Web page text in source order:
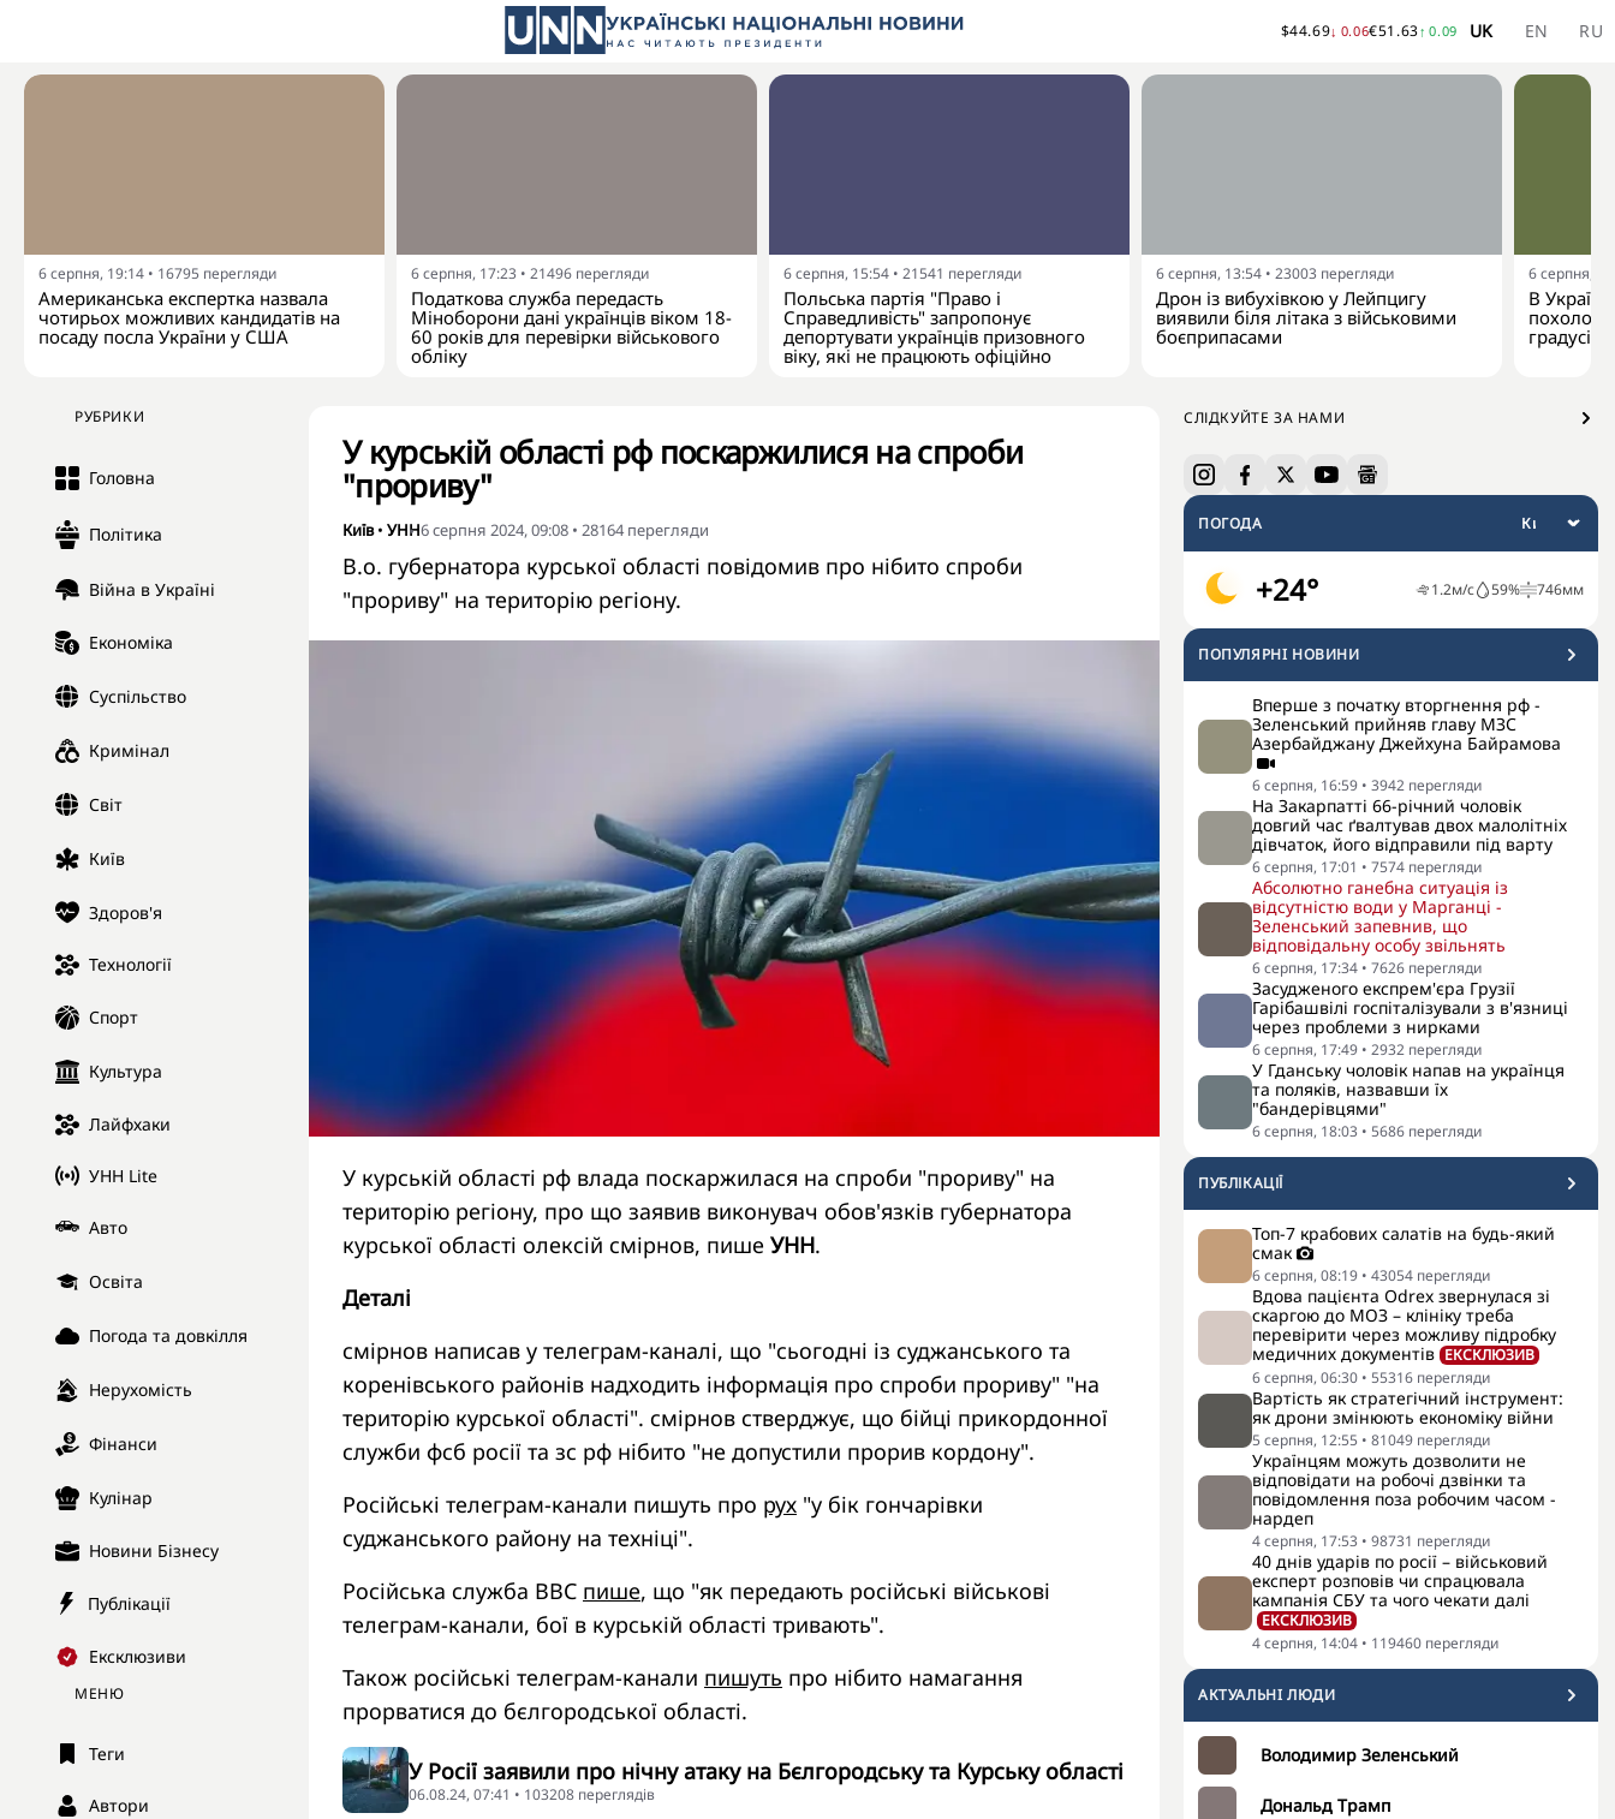
$44.69↓ 0.06€51.63↑ 0.09 UK EN RU
6 серпня, 19:14 • 16795 перегляди
Американська експертка назвала
чотирьох можливих кандидатів на
посаду посла України у США
6 серпня, 17:23 • 21496 перегляди
Податкова служба передасть
Міноборони дані українців віком 18-
60 років для перевірки військового
обліку
6 серпня, 15:54 • 21541 перегляди
Польська партія "Право і
Справедливість" запропонує
депортувати українців призовного
віку, які не працюють офіційно
6 серпня, 13:54 • 23003 перегляди
Дрон із вибухівкою у Лейпцигу
виявили біля літака з військовими
боєприпасами
6 серпня,
В
градусів
РУБРИКИ
Головна
Політика
Війна в Україні
Економіка
Суспільство
Кримінал
Світ
Київ
Здоров'я
Технології
Спорт
Культура
Лайфхаки
УНН Lite
Авто
Освіта
Погода та довкілля
Нерухомість
Фінанси
Кулінар
Новини Бізнесу
Публікації
Ексклюзиви
МЕНЮ
Теги
Автори
СЛІДКУЙТЕ ЗА НАМИ
ПОГОДА
+24° 1.2м/с 59% 746мм
ПОПУЛЯРНI НОВИНИ
Вперше з початку вторгнення рф -
Зеленський прийняв главу МЗС
Азербайджану Джейхуна Байрамова
6 серпня, 16:59 • 3942 перегляди
На Закарпатті 66-річний чоловік
довгий час ґвалтував двох малолітніх
дівчаток, його відправили під варту
6 серпня, 17:01 • 7574 перегляди
Абсолютно ганебна ситуація із
відсутністю води у Марганці -
Зеленський запевнив, що
відповідальну особу звільнять
6 серпня, 17:34 • 7626 перегляди
Засудженого експрем'єра Грузії
Гарібашвілі госпіталізували з в'язниці
через проблеми з нирками
6 серпня, 17:49 • 2932 перегляди
У Гданську чоловік напав на українця
та поляків, назвавши їх
"бандерівцями"
6 серпня, 18:03 • 5686 перегляди
ПУБЛІКАЦІЇ
Топ-7 крабових салатів на будь-який
смак
6 серпня, 08:19 • 43054 перегляди
Вдова пацієнта Odrex звернулася зі
скаргою до МОЗ – клініку треба
перевірити через можливу підробку
медичних документів ЕКСКЛЮЗИВ
6 серпня, 06:30 • 55316 перегляди
Вартість як стратегічний інструмент:
як дрони змінюють економіку війни
5 серпня, 12:55 • 81049 перегляди
Українцям можуть дозволити не
відповідати на робочі дзвінки та
повідомлення поза робочим часом -
нардеп
4 серпня, 17:53 • 98731 перегляди
40 днів ударів по росії – військовий
експерт розповів чи спрацювала
кампанія СБУ та чого чекати далі
ЕКСКЛЮЗИВ
4 серпня, 14:04 • 119460 перегляди
АКТУАЛЬНI ЛЮДИ
Володимир Зеленський
Дональд Трамп
У курській області рф поскаржилися на спроби
"прориву"
Київ• УНН6 серпня 2024, 09:08 • 28164 перегляди
В.о. губернатора курської області повідомив про нібито спроби
"прориву" на територію регіону.
У курській області рф влада поскаржилася на спроби "прориву" на
територію регіону, про що заявив виконувач обов'язків губернатора
курської області олексій смірнов, пише УНН.
Деталі
смірнов написав у телеграм-каналі, що "сьогодні із суджанського та
коренівського районів надходить інформація про спроби прориву" "на
територію курської області". смірнов стверджує, що бійці прикордонної
служби фсб росії та зс рф нібито "не допустили прорив кордону".
Російські телеграм-канали пишуть про рух "у бік гончарівки
суджанського району на техніці".
Російська служба BBC пише, що "як передають російські військові
телеграм-канали, бої в курській області тривають".
Також російські телеграм-канали пишуть про нібито намагання
прорватися до бєлгородської області.
У Росії заявили про нічну атаку на Бєлгородську та Курську області
06.08.24, 07:41 • 103208 переглядiв